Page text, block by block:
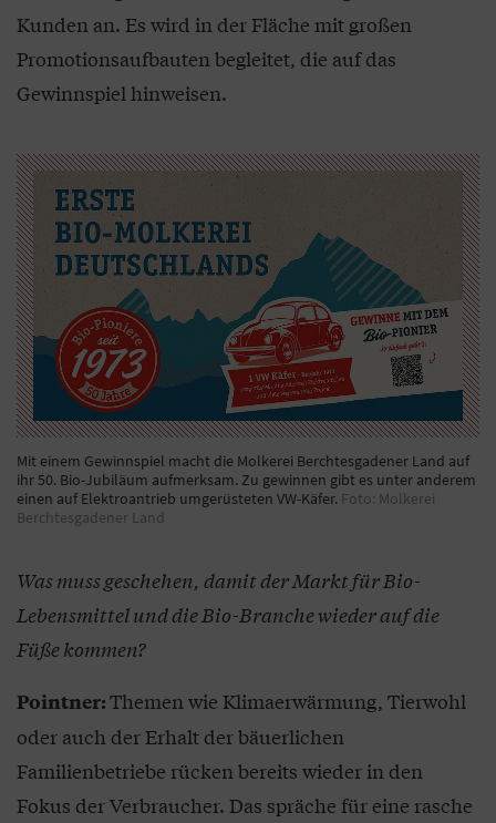
Kunden an. Es wird in der Fläche mit großen
Promotionsaufbauten begleitet, die auf das
Gewinnspiel hinweisen.
Mit einem Gewinnspiel macht die Molkerei Berchtesgadener Land auf
ihr 50. Bio-Jubiläum aufmerksam. Zu gewinnen gibt es unter anderem
einen auf Elektroantrieb umgerüsteten VW-Käfer. Foto: Molkerei
Berchtesgadener Land
Was muss geschehen, damit der Markt für Bio-
Lebensmittel und die Bio-Branche wieder auf die
Füße kommen?
Pointner:Themen wie Klimaerwärmung, Tierwohl
oder auch der Erhalt der bäuerlichen
Familienbetriebe rücken bereits wieder in den
Fokus der Verbraucher. Das spräche für eine rasche